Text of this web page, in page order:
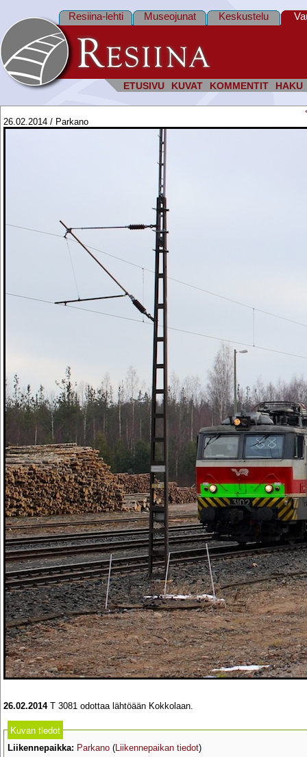
ETUSIVU KUVAT KOMMENTIT HAKU
Resiina-lehti Museojunat Keskustelu
26.02.2014 / Parkano
26.02.2014T 3081 odottaa lähtöään Kokkolaan.
Kuvan tiedot
Liikennepaikka: Parkano (Liikennepaikan tiedot)